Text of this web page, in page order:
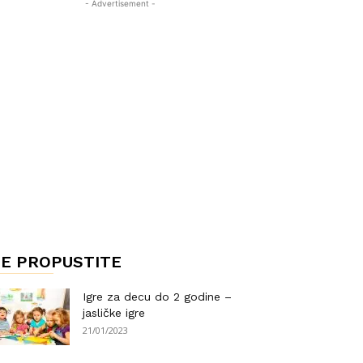
- Advertisement -
PROPUSTITE
Igre za decu do 2 godine –
jasličke igre
21/01/2023